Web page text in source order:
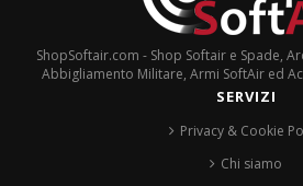
ShopSoftair.com - Shop Softair e Spade,
Abbigliamento Militare, Armi SoftAir ed
SERVIZI
Privacy & Cookie
Chi siamo